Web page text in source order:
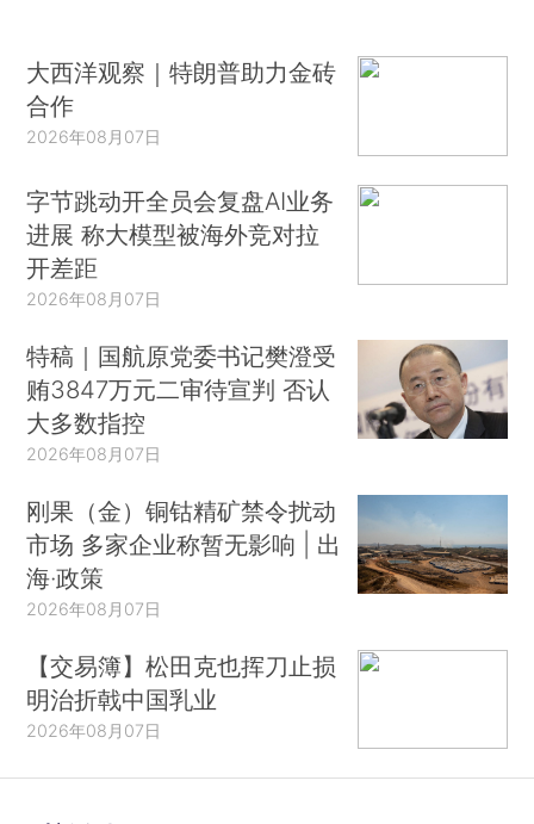
大西洋观察｜特朗普助力金砖
合作
2026年08月07日
字节跳动开全员会复盘AI业务
进展 称大模型被海外竞对拉
开差距
2026年08月07日
特稿｜国航原党委书记樊澄受
贿3847万元二审待宣判 否认
大多数指控
2026年08月07日
刚果（金）铜钴精矿禁令扰动
市场 多家企业称暂无影响 | 出
海·政策
2026年08月07日
【交易簿】松田克也挥刀止损
明治折戟中国乳业
2026年08月07日